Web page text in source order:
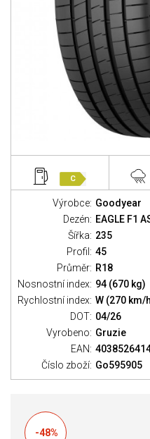
C
Výrobce: Goodyear
Dezén: EAGLE F1
Šířka: 235
Profil: 45
Průměr: R18
Nosnostní index: 94 (670 kg)
Rychlostní index: W (270 km/
DOT: 04/26
Vyrobeno: Gruzie
EAN:
Číslo zboží: Go595905
-48%